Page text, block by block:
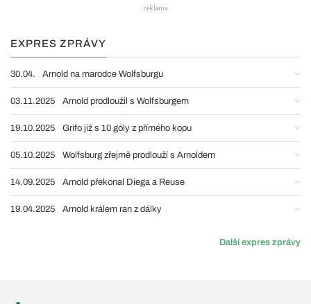
EXPRES ZPRÁVY
30.04. Arnold na marodce Wolfsburgu
03.11.2025 Arnold prodloužil s Wolfsburgem
19.10.2025 Grifo již s 10 góly z přímého kopu
05.10.2025 Wolfsburg zřejmě prodlouží s Arnoldem
14.09.2025 Arnold překonal Diega a Reuse
19.04.2025 Arnold králem ran z dálky
Další expres zprávy